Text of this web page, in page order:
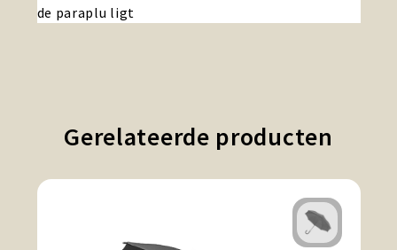
de paraplu ligt
Gerelateerde producten